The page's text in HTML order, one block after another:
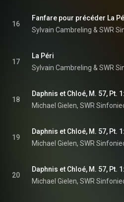
16
Fanfare pour précéder La
17
La Péri
18
19
Daphnis et Chloé, M. 57, Pt.
20